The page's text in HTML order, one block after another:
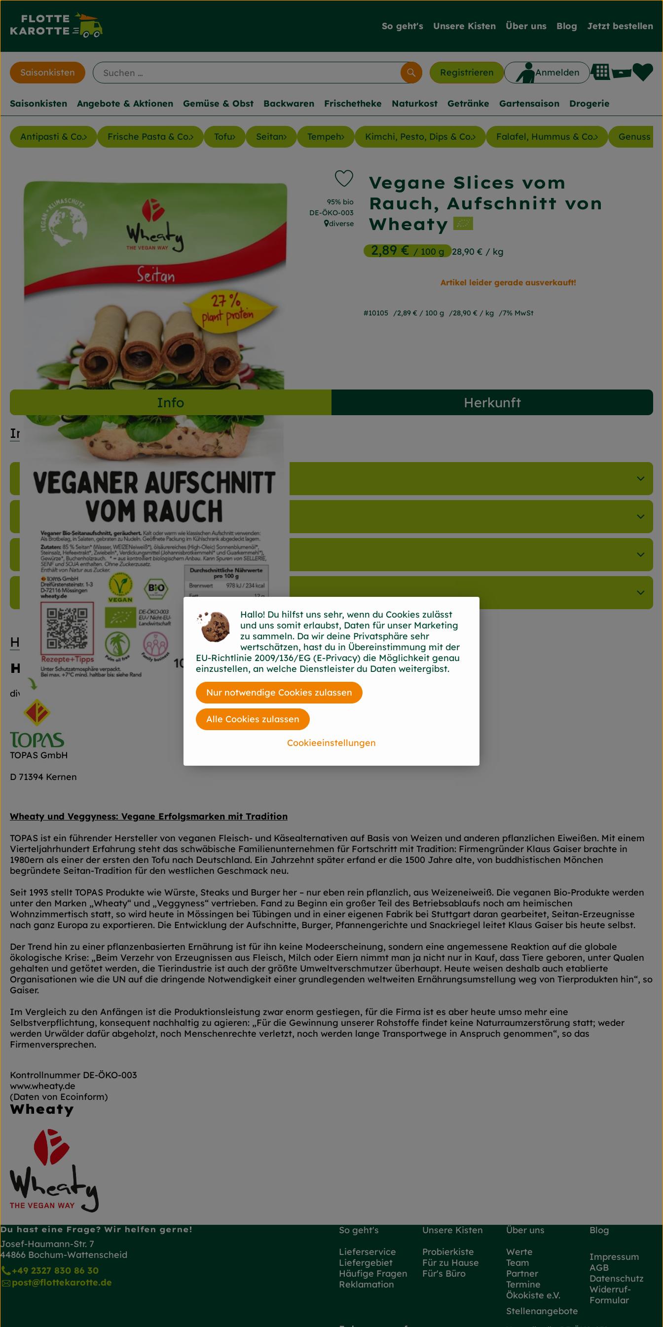
So geht's Unsere Kisten Über uns Blog Jetzt bestellen
Registrieren Anmelden
Suchen
Saisonkisten
Saisonkisten Angebote & Aktionen Gemüse & Obst Backwaren Frischetheke Naturkost Getränke Gartensaison Drogerie
Antipasti & Co. Frische Pasta & Co. Tofu Seitan Tempeh Kimchi, Pesto, Dips & Co. Falafel, Hummus & Co. Genuss
Vegane Slices vom
Rauch, Aufschnitt von
Wheaty
2,89 €/ 100 g 28,90 € / kg
Produkt zu Favouriten hinzufügen
, Verband:
95% bio
, Kontrollstelle:
DE-ÖKO-003
, Herkunft:
diverse
Artikel leider gerade ausverkauft!
#10105 2,89 € / 100 g 28,90 € / kg 7% MwSt
Info
Herkunft
Info
Produktinformationen
Nährwert-Info
Produktdatenblatt
Herkunft
Hersteller: Wheaty
diverse
TOPAS GmbH
D 71394 Kernen
Wheaty und Veggyness: Vegane Erfolgsmarken mit Tradition
TOPAS ist ein führender Hersteller von veganen Fleisch- und Käsealternativen auf Basis von Weizen und anderen pflanzlichen Eiweißen. Mit einem
Vierteljahrhundert Erfahrung steht das schwäbische Familienunternehmen für Fortschritt mit Tradition: Firmengründer Klaus Gaiser brachte in
1980ern als einer der ersten den Tofu nach Deutschland. Ein Jahrzehnt später erfand er die 1500 Jahre alte, von buddhistischen Mönchen
begründete Seitan-Tradition für den westlichen Geschmack neu.
Seit 1993 stellt TOPAS Produkte wie Würste, Steaks und Burger her – nur eben rein pflanzlich, aus Weizeneiweiß. Die veganen Bio-Produkte werden
unter den Marken „Wheaty“ und „Veggyness“ vertrieben. Fand zu Beginn ein großer Teil des Betriebsablaufs noch am heimischen
Wohnzimmertisch statt, so wird heute in Mössingen bei Tübingen und in einer eigenen Fabrik bei Stuttgart daran gearbeitet, Seitan-Erzeugnisse
nach ganz Europa zu exportieren. Die Entwicklung der Aufschnitte, Burger, Pfannengerichte und Snackriegel leitet Klaus Gaiser bis heute selbst.
Der Trend hin zu einer pflanzenbasierten Ernährung ist für ihn keine Modeerscheinung, sondern eine angemessene Reaktion auf die globale
ökologische Krise: „Beim Verzehr von Erzeugnissen aus Fleisch, Milch oder Eiern nimmt man ja nicht nur in Kauf, dass Tiere geboren, unter Qualen
gehalten und getötet werden, die Tierindustrie ist auch der größte Umweltverschmutzer überhaupt. Heute weisen deshalb auch etablierte
Organisationen wie die UN auf die dringende Notwendigkeit einer grundlegenden weltweiten Ernährungsumstellung weg von Tierprodukten hin“, so
Gaiser.
Im Vergleich zu den Anfängen ist die Produktionsleistung zwar enorm gestiegen, für die Firma ist es aber heute umso mehr eine
Selbstverpflichtung, konsequent nachhaltig zu agieren: „Für die Gewinnung unserer Rohstoffe findet keine Naturraumzerstörung statt; weder
werden Urwälder dafür abgeholzt, noch Menschenrechte verletzt, noch werden lange Transportwege in Anspruch genommen“, so das
Firmenversprechen.
Kontrollnummer DE-ÖKO-003
www.wheaty.de
(Daten von Ecoinform)
Wheaty
Du hast eine Frage? Wir helfen gerne!
Josef-Haumann-Str. 7
44866 Bochum-Wattenscheid
+49 2327 830 86 30
post@flottekarotte.de
So geht's
Lieferservice
Liefergebiet
Häufige Fragen
Reklamation
Unsere Kisten
Probierkiste
Für zu Hause
Für's Büro
Über uns
Werte
Team
Partner
Termine
Ökokiste e.V.
Stellenangebote
Blog
Impressum
AGB
Datenschutz
Widerruf-
Formular
Hallo! Du hilfst uns sehr, wenn du Cookies zulässt
und uns somit erlaubst, Daten für unser Marketing
zu sammeln. Da wir deine Privatsphäre sehr
wertschätzen, hast du in Übereinstimmung mit der
EU-Richtlinie 2009/136/EG (E-Privacy) die Möglichkeit genau
einzustellen, an welche Dienstleister du Daten weitergibst.
Cookieeinstellungen
Nur notwendige Cookies zulassen
Alle Cookies zulassen